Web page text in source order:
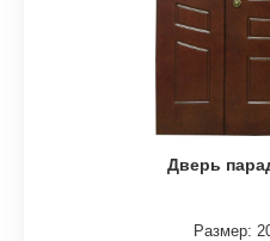
Дверь
Размер: